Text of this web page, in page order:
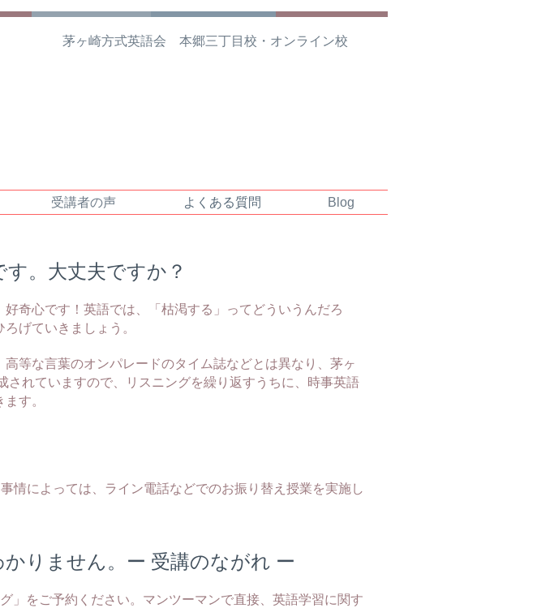
茅ヶ崎方式英語会 本郷三丁目校・オンライン校
受講者の声 よくある質問 Blog
。大丈夫ですか？
奇心です！英語では、「枯渇する」ってどういうんだろ
げていきましょう。
等な言葉のオンパレードのタイム誌などとは異なり、茅ヶ
されていますので、リスニングを繰り返すうちに、時事英語
す。
事情によっては、ライン電話などでのお振り替え授業を実施し
りません。ー 受講のながれ ー
」をご予約ください。マンツーマンで直接、英語学習に関す